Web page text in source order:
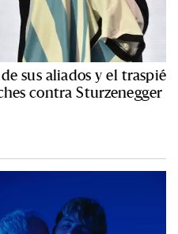
sus aliados y el traspié
contra Sturzenegger